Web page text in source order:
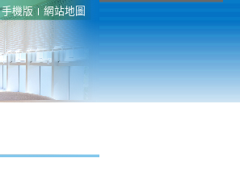
手機版 網站地圖